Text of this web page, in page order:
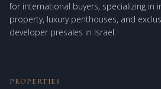
for international buyers, specializing in
property, luxury penthouses, and
developer presales in Israel.
PROPERTIES